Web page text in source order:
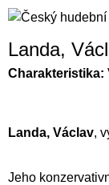
Landa,
Charakteristika:
Landa, Václav,
Jeho